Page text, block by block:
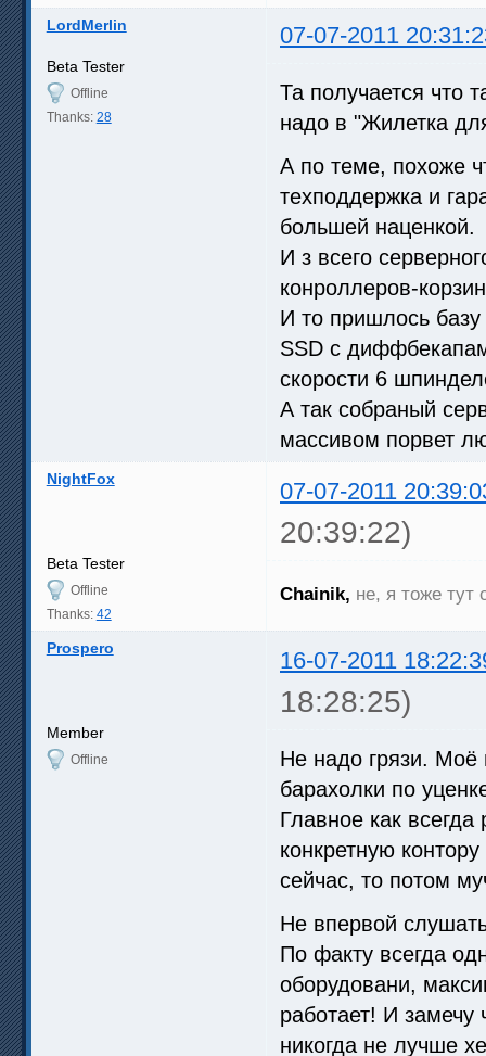
LordMerlin 07-07-2011
Beta Tester
Offline
Thanks: 28
Та получается что
надо в "Жилетка
А по теме, похоже
техподдержка и
большей наценкой.
И з всего
конроллеров-
И то пришлось базу
SSD с
скорости 6
А так собраный
массивом порвет
NightFox 07-07-2011
20:39:22)
Beta Tester
Offline
Thanks: 42
Chainik, не, я тоже
Prospero 16-07-2011
18:28:25)
Member
Offline
Не надо грязи.
барахолки по
Главное как
конкретную
сейчас, то потом
Не впервой
По факту всегда
оборудовани,
работает! И замечу
никогда не лучше